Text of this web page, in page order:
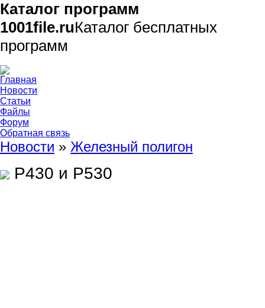
Каталог программ
1001file.ruКаталог бесплатных
программ
Главная
Новости
Статьи
Файлы
Форум
Обратная связь
Новости » Железный полигон
P430 и P530